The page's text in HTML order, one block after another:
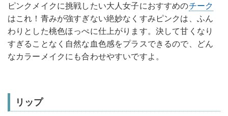
ピンクメイクに挑戦したい大人女子におすすめのチーク
はこれ！青みが強すぎない絶妙なくすみピンクは、ふん
わりとした桃色ほっぺに仕上がります。決して甘くなり
すぎることなく自然な血色感をプラスできるので、どん
なカラーメイクにも合わせやすいですよ。
リップ